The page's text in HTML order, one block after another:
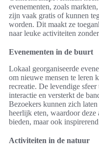
evenementen, zoals
zijn vaak gratis of kunnen
worden. Dit maakt ze
naar leuke activiteiten
Evenementen in de buurt
Lokaal georganiseerde
om nieuwe mensen te leren
recreatie. De levendige
interactie en versterkt de
Bezoekers kunnen zich
heerlijk eten, waardoor
bieden, maar ook
Activiteiten in de natuur